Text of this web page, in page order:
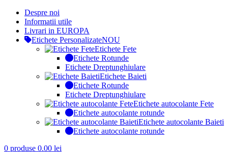
Despre noi
Informatii utile
Livrari in EUROPA
Etichete PersonalizateNOU
Etichete Fete
Etichete Rotunde
Etichete Dreptunghiulare
Etichete Baieti
Etichete Rotunde
Etichete Dreptunghiulare
Etichete autocolante Fete
Etichete autocolante rotunde
Etichete autocolante Baieti
Etichete autocolante rotunde
0 produse 0.00 lei